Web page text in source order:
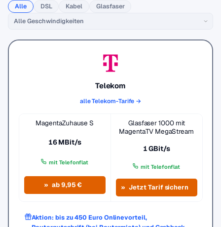
Alle DSL Kabel Glasfaser
Telekom
alle Telekom-Tarife →
MagentaZuhause S
16 MBit/s
mit Telefonflat
ab 9,95 €
Glasfaser 1000 mit
MagentaTV MegaStream
1 GBit/s
mit Telefonflat
Jetzt Tarif sichern
Aktion: bis zu 450 Euro Onlinevorteil,